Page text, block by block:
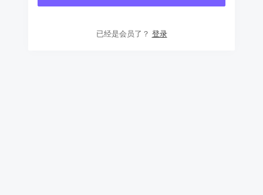
已经是会员了？ 登录